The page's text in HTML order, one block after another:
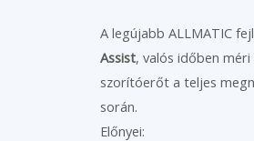
A legújabb ALLMATIC
Assist, valós időben méri
szorítóerőt a teljes
során.
Előnyei: